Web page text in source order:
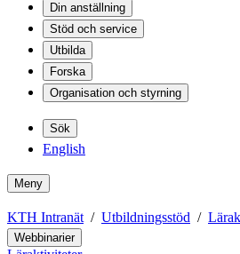
Din anställning
Stöd och service
Utbilda
Forska
Organisation och styrning
Sök
English
Meny
KTH Intranät Utbildningsstöd
Webbinarier